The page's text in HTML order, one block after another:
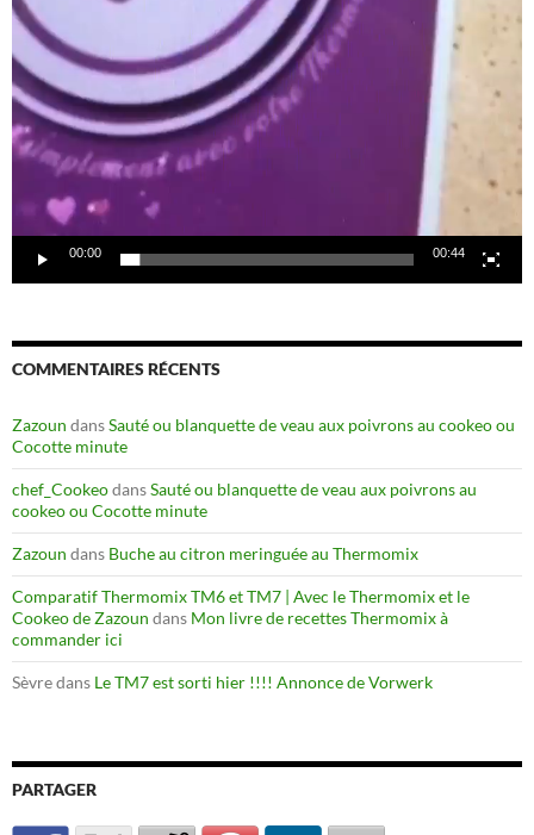
00:00 00:44
COMMENTAIRES RÉCENTS
Zazoun dansSauté ou blanquette de veau aux poivrons au cookeo ou
Cocotte minute
chef_CookeodansSauté ou blanquette de veau aux poivrons au
cookeo ou Cocotte minute
Zazoun dans Buche au citron meringuée au Thermomix
Comparatif Thermomix TM6 et TM7 | Avec le Thermomix et le
Cookeo de Zazoun dans Mon livre de recettes Thermomix à
commander ici
Sèvredans Le TM7 est sorti hier !!!! Annonce de Vorwerk
PARTAGER